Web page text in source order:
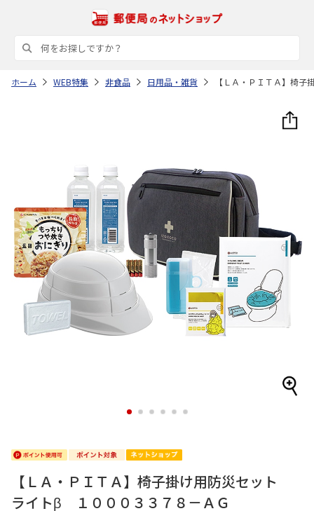
ホーム WEB特集 非食品 日用品・雑貨 【ＬＡ・ＰＩＴＡ】椅
1 2 3 4 5 6
【ＬＡ・ＰＩＴＡ】椅子掛け用防災セット
ライトβ １０００３３７８－ＡＧ